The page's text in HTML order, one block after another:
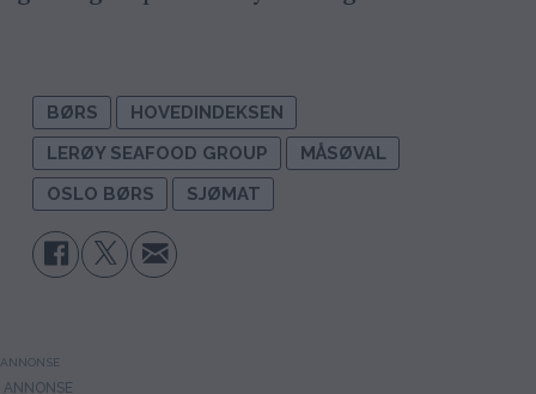
BØRS
HOVEDINDEKSEN
LERØY SEAFOOD GROUP
MÅSØVAL
OSLO BØRS
SJØMAT
ANNONSE